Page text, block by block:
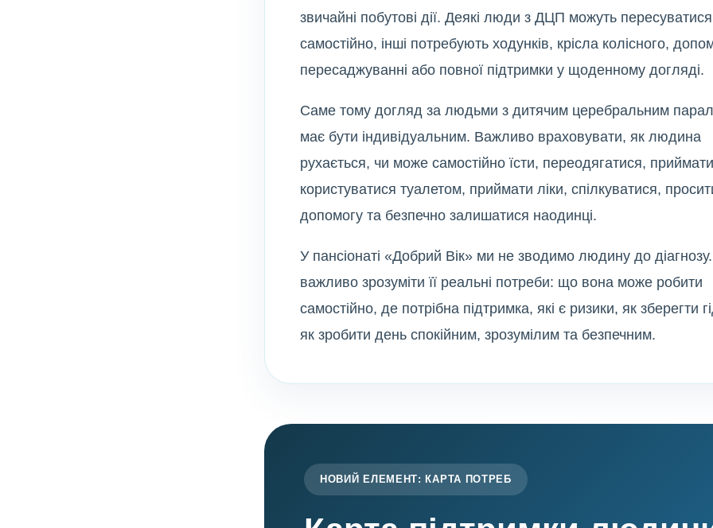
звичайні побутові дії. Деякі люди з ДЦП можуть пересуватися
самостійно, інші потребують ходунків, крісла колісного,
пересаджуванні або повної підтримки у щоденному догляді.
Саме тому догляд за людьми з дитячим церебральним
має бути індивідуальним. Важливо враховувати, як людина
рухається, чи може самостійно їсти, переодягатися,
користуватися туалетом, приймати ліки, спілкуватися,
допомогу та безпечно залишатися наодинці.
У пансіонаті «Добрий Вік» ми не зводимо людину до
важливо зрозуміти її реальні потреби: що вона може робити
самостійно, де потрібна підтримка, які є ризики, як зберегти
як зробити день спокійним, зрозумілим та безпечним.
НОВИЙ ЕЛЕМЕНТ: КАРТА ПОТРЕБ